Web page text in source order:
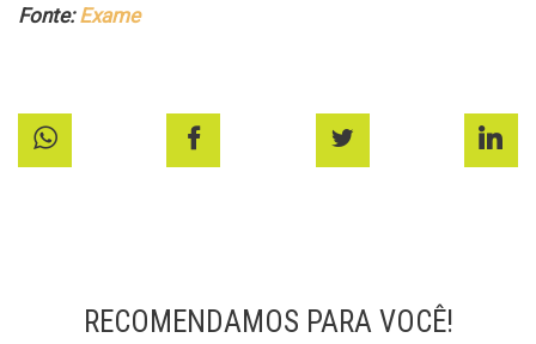
Fonte:Exame
RECOMENDAMOS PARA VOCÊ!